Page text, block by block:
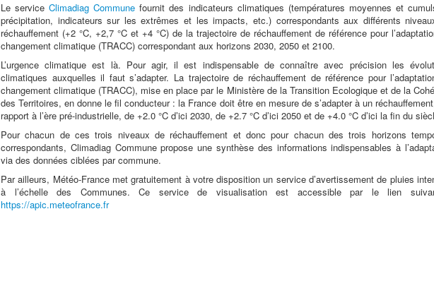
Le serviceClimadiag Commune fournit des indicateurs climatiques (températures moyennes et
précipitation, indicateurs sur les extrêmes et les impacts, etc.) correspondants aux différents
réchauffement (+2 °C, +2,7 °C et +4 °C) de la trajectoire de réchauffement de référence pour
changement climatique (TRACC) correspondant aux horizons 2030, 2050 et 2100.
L’urgence climatique est là. Pour agir, il est indispensable de connaître avec précision les
climatiques auxquelles il faut s’adapter. La trajectoire de réchauffement de référence pour
changement climatique (TRACC), mise en place par le Ministère de la Transition Ecologique et de la
des Territoires, en donne le fil conducteur : la France doit être en mesure de s’adapter à un
rapport à l’ère pré-industrielle, de +2.0 °C d’ici 2030, de +2.7 °C d’ici 2050 et de +4.0 °C d’ici la fin du
Pour chacun de ces trois niveaux de réchauffement et donc pour chacun des trois horizons
correspondants, Climadiag Commune propose une synthèse des informations indispensables à
via des données ciblées par commune.
Par ailleurs, Météo-France met gratuitement à votre disposition un service d’avertissement de pluies
à l’échelle des Communes. Ce service de visualisation est accessible par le lien
https://apic.meteofrance.fr